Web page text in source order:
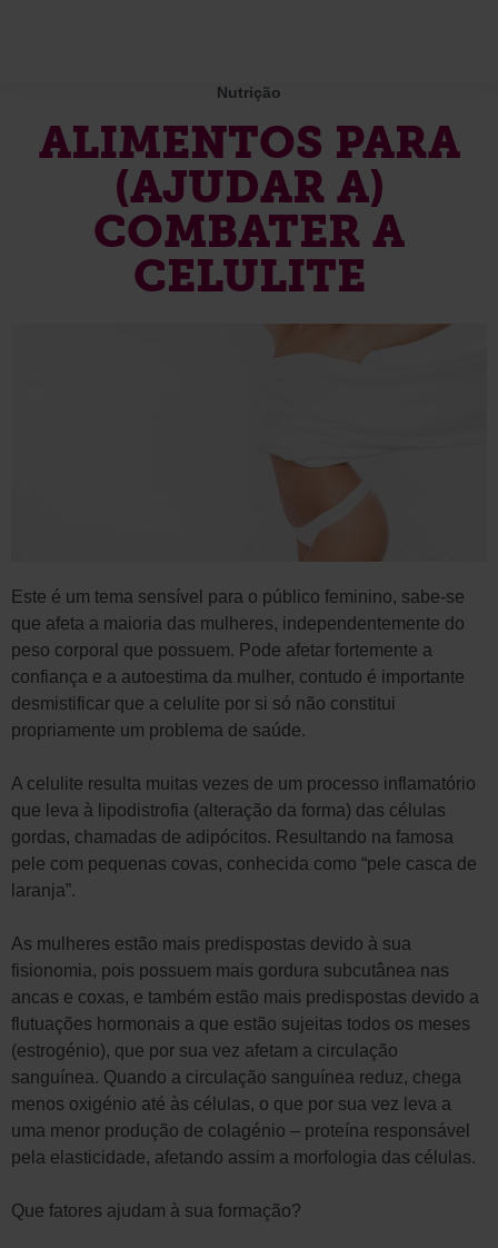
Nutrição
ALIMENTOS PARA
(AJUDAR A)
COMBATER A
CELULITE
Este é um tema sensível para o público feminino, sabe-se
que afeta a maioria das mulheres, independentemente do
peso corporal que possuem. Pode afetar fortemente a
confiança e a autoestima da mulher, contudo é importante
desmistificar que a celulite por si só não constitui
propriamente um problema de saúde.
A celulite resulta muitas vezes de um processo inflamatório
que leva à lipodistrofia (alteração da forma) das células
gordas, chamadas de adipócitos. Resultando na famosa
pele com pequenas covas, conhecida como “pele casca de
laranja”.
As mulheres estão mais predispostas devido à sua
fisionomia, pois possuem mais gordura subcutânea nas
ancas e coxas, e também estão mais predispostas devido a
flutuações hormonais a que estão sujeitas todos os meses
(estrogénio), que por sua vez afetam a circulação
sanguínea. Quando a circulação sanguínea reduz, chega
menos oxigénio até às células, o que por sua vez leva a
uma menor produção de colagénio – proteína responsável
pela elasticidade, afetando assim a morfologia das células.
Que fatores ajudam à sua formação?